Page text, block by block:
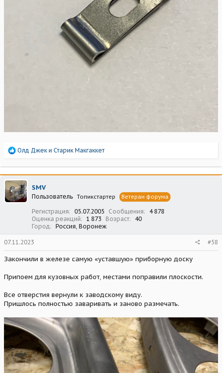
Р
а
к
ц
и
и
Олд Джек и Старик Макгаккет
SMV
Пользователь Топикстартер Ветеран форума
Регистрация 05.07.2005 Сообщения
4 878
Оценка реакций
1 873 Возраст
40
Город
Россия, Воронеж
07.11.2023 #58
Закончили в железе самую «уставшую» приборную доску
Припоем для кузовных работ, местами поправили плоскости.
Все отверстия вернули к заводскому виду.
Пришлось полностью заваривать и заново размечать.